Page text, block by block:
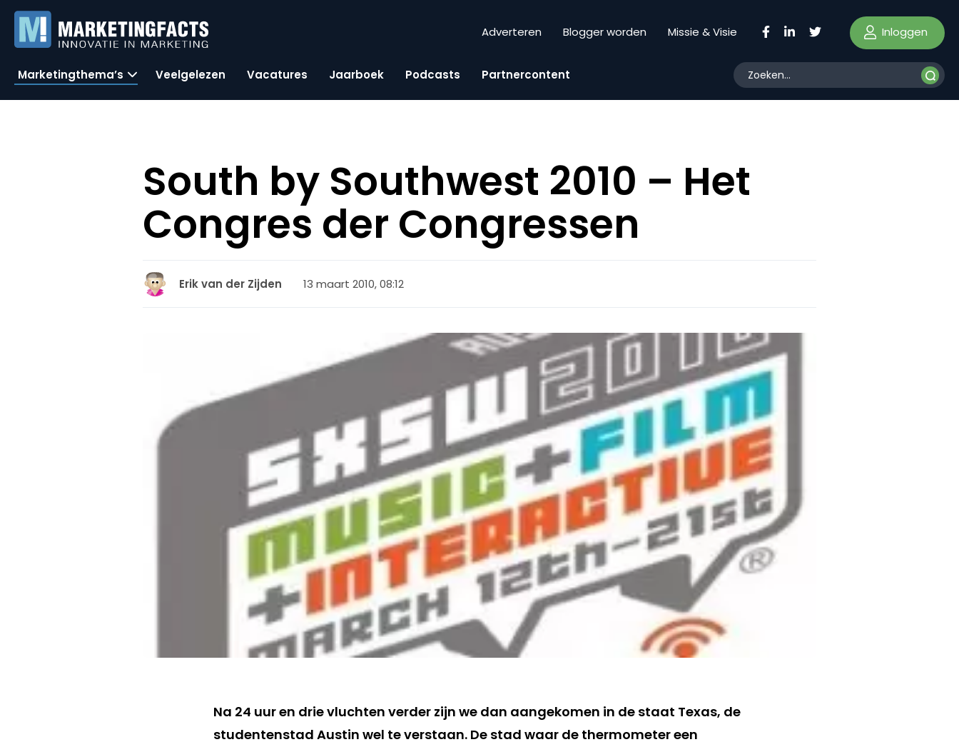
Adverteren Blogger worden Missie & Visie Inloggen
Marketingthema’s Veelgelezen Vacatures Jaarboek Podcasts Partnercontent
South by Southwest 2010 – Het
Congres der Congressen
Erik van der Zijden 13 maart 2010, 08:12
Na 24 uur en drie vluchten verder zijn we dan aangekomen in de staat Texas, de
studentenstad Austin wel te verstaan. De stad waar de thermometer een